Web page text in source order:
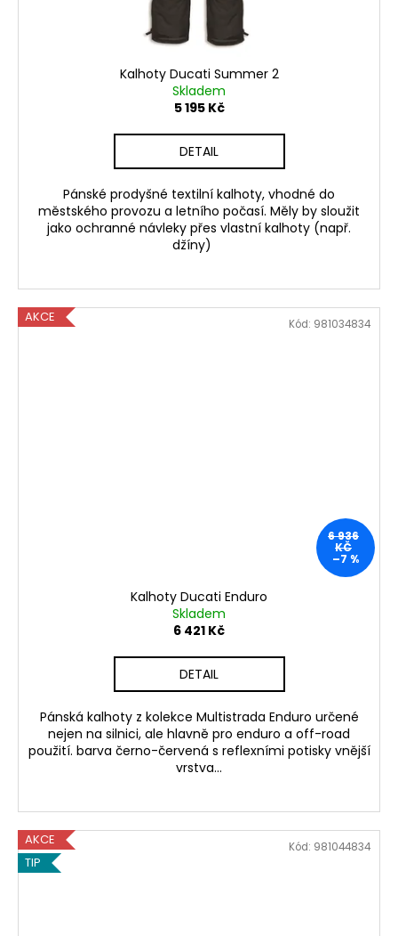
Kalhoty Ducati Summer 2
Skladem
5 195 Kč
DETAIL
Pánské prodyšné textilní kalhoty, vhodné do
městského provozu a letního počasí. Měly by sloužit
jako ochranné návleky přes vlastní kalhoty (např.
džíny)
AKCE
6 936
KČ
–7 %
Kalhoty Ducati Enduro
Skladem
6 421 Kč
DETAIL
Pánská kalhoty z kolekce Multistrada Enduro určené
nejen na silnici, ale hlavně pro enduro a off-road
použití. barva černo-červená s reflexními potisky vnější
vrstva...
Kód: 981034834
AKCE
TIP
Kód: 981044834